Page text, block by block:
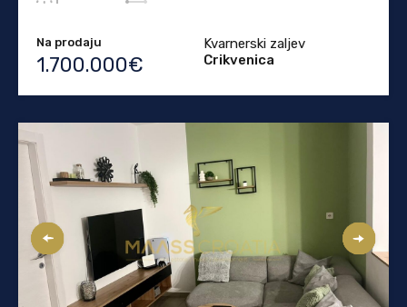
Na prodaju
1.700.000€
Kvarnerski zaljev
Crikvenica